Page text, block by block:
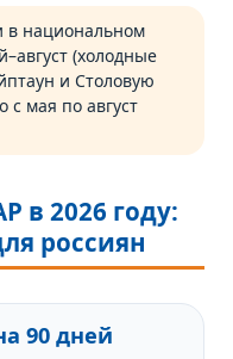
в национальном
(холодные
и Столовую
с мая по август
в 2026 году:
россиян
90 дней